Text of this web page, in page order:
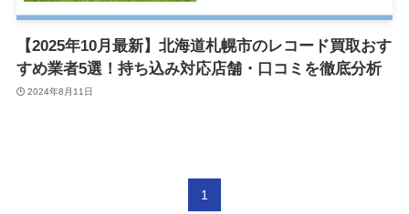
【2025年10月最新】北海道札幌市のレコード買取おす
すめ業者5選！持ち込み対応店舗・口コミを徹底分析
2024年8月11日
1